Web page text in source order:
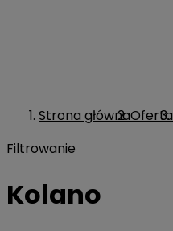
Strona głównaOferta
Filtrowanie
Kolano